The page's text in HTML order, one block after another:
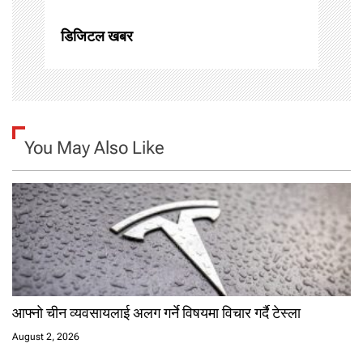
n
डिजिटल खबर
You May Also Like
आफ्नो चीन व्यवसायलाई अलग गर्ने विषयमा विचार गर्दै टेस्ला
August 2, 2026